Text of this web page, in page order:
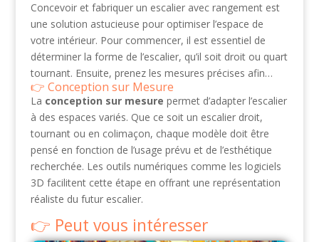
Concevoir et fabriquer un escalier avec rangement est
une solution astucieuse pour optimiser l’espace de
votre intérieur. Pour commencer, il est essentiel de
déterminer la forme de l’escalier, qu’il soit droit ou quart
tournant. Ensuite, prenez les mesures précises afin…
Conception sur Mesure
La conception sur mesure permet d’adapter l’escalier
à des espaces variés. Que ce soit un escalier droit,
tournant ou en colimaçon, chaque modèle doit être
pensé en fonction de l’usage prévu et de l’esthétique
recherchée. Les outils numériques comme les logiciels
3D facilitent cette étape en offrant une représentation
réaliste du futur escalier.
Peut vous intéresser